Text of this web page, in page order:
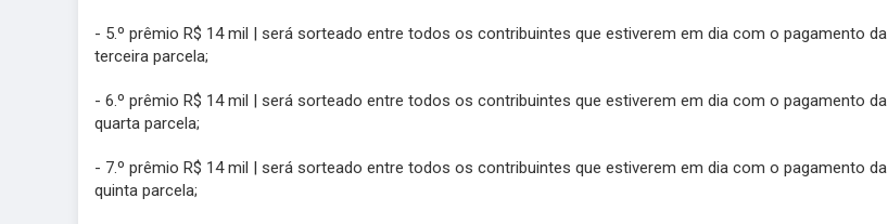
- 5.º prêmio R$ 14 mil | será sorteado entre todos os contribuintes que estiverem em dia com o pagamento da
terceira parcela;
- 6.º prêmio R$ 14 mil | será sorteado entre todos os contribuintes que estiverem em dia com o pagamento da
quarta parcela;
- 7.º prêmio R$ 14 mil | será sorteado entre todos os contribuintes que estiverem em dia com o pagamento da
quinta parcela;